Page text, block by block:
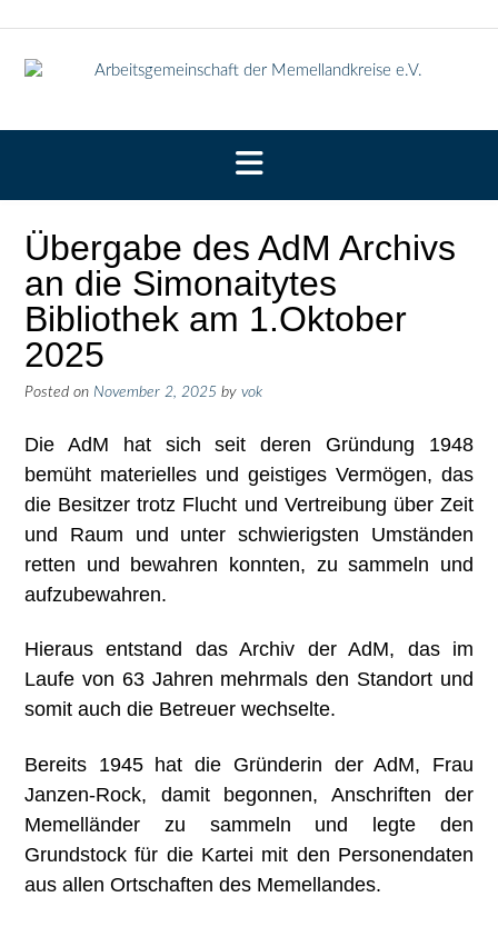
content
Übergabe des AdM Archivs
an die Simonaitytes
Bibliothek am 1.Oktober
2025
Posted on November 2, 2025 by vok
Die AdM hat sich seit deren Gründung 1948
bemüht materielles und geistiges Vermögen, das
die Besitzer trotz Flucht und Vertreibung über Zeit
und Raum und unter schwierigsten Umständen
retten und bewahren konnten, zu sammeln und
aufzubewahren.
Hieraus entstand das Archiv der AdM, das im
Laufe von 63 Jahren mehrmals den Standort und
somit auch die Betreuer wechselte.
Bereits 1945 hat die Gründerin der AdM, Frau
Janzen-Rock, damit begonnen, Anschriften der
Memelländer zu sammeln und legte den
Grundstock für die Kartei mit den Personendaten
aus allen Ortschaften des Memellandes.